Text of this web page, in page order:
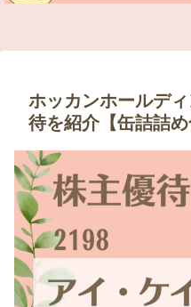
ホッカンホールデ
待を紹介【缶詰詰め